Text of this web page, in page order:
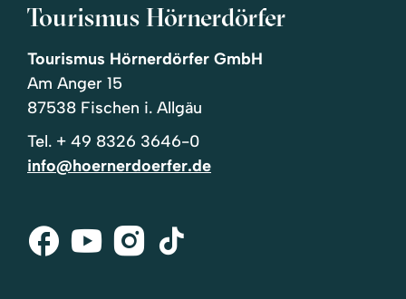
Tourismus Hörnerdörfer
Tourismus Hörnerdörfer GmbH
Am Anger 15
87538 Fischen i. Allgäu
Tel. + 49 8326 3646-0
info@hoernerdoerfer.de
Facebook
Youtube
Instagram
Tik-